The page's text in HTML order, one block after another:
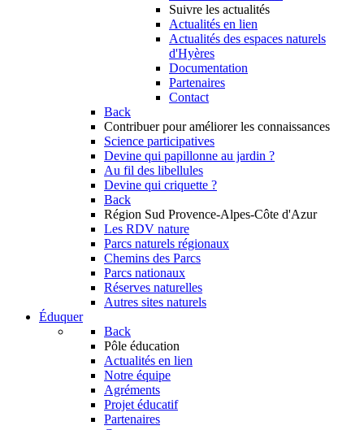
Suivre les actualités
Actualités en lien
Actualités des espaces naturels
d'Hyères
Documentation
Partenaires
Contact
Back
Contribuer pour améliorer les connaissances
Science participatives
Devine qui papillonne au jardin ?
Au fil des libellules
Devine qui criquette ?
Back
Région Sud Provence-Alpes-Côte d'Azur
Les RDV nature
Parcs naturels régionaux
Chemins des Parcs
Parcs nationaux
Réserves naturelles
Autres sites naturels
Éduquer
Back
Pôle éducation
Actualités en lien
Notre équipe
Agréments
Projet éducatif
Partenaires